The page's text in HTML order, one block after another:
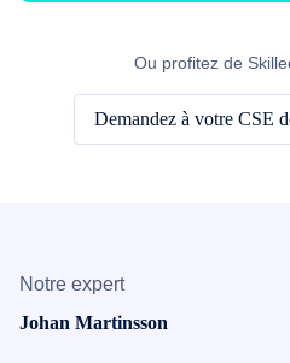
Ou profitez de
Demandez à votre CSE
Notre expert
Johan Martinsson